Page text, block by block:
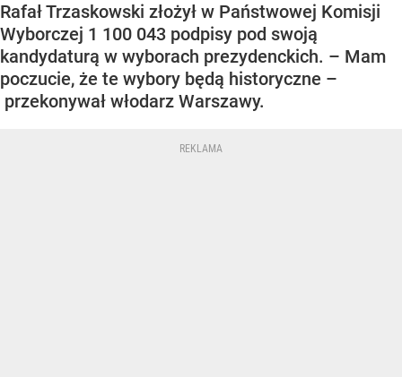
Rafał Trzaskowski złożył w Państwowej Komisji
Wyborczej 1 100 043 podpisy pod swoją
kandydaturą w wyborach prezydenckich. – Mam
poczucie, że te wybory będą historyczne –
przekonywał włodarz Warszawy.